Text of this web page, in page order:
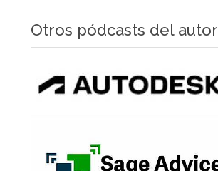
Otros pódcasts del autor